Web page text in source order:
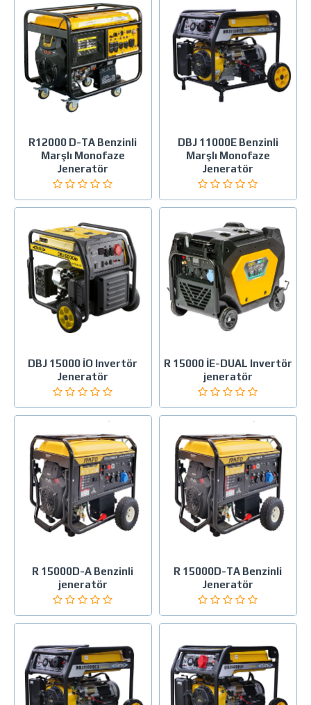
R12000 D-TA Benzinli
Marşlı Monofaze
Jeneratör
DBJ 11000E Benzinli
Marşlı Monofaze
Jeneratör
DBJ 15000 İO Invertör
Jeneratör
R 15000 İE-DUAL Invertör
jeneratör
R 15000D-A Benzinli
jeneratör
R 15000D-TA Benzinli
Jeneratör